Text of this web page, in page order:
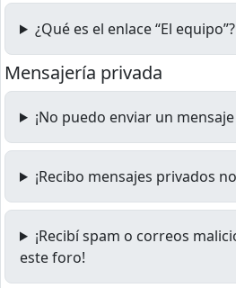
¿Qué es el enlace “El equipo”?
Mensajería privada
¡No puedo enviar un
¡Recibo mensajes privados
¡Recibí spam o correos
este foro!